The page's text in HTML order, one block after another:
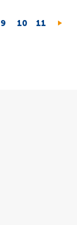
Page
9 Page
10 Page
11